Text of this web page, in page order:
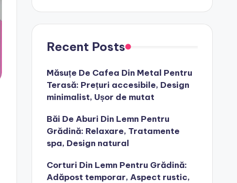
Recent Posts
Măsuțe De Cafea Din Metal Pentru
Terasă: Prețuri accesibile, Design
minimalist, Ușor de mutat
Băi De Aburi Din Lemn Pentru
Grădină: Relaxare, Tratamente
spa, Design natural
Corturi Din Lemn Pentru Grădină:
Adăpost temporar, Aspect rustic,